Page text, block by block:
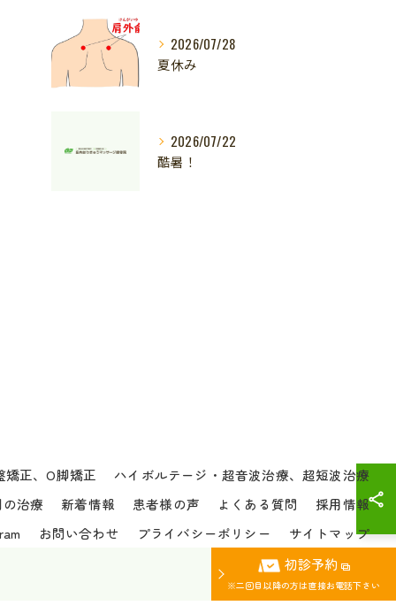
2026/07/28
夏休み
2026/07/22
酷暑！
初診予約
※二回目以降の方は直接お電話下さい
矯正、O脚矯正
ハイボルテージ・超音波治療、超短波治療
の治療 新着情報 患者様の声 よくある質問
採用情報
お問い合わせ プライバシーポリシー サイトマップ